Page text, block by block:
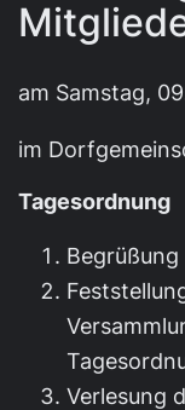
am Samstag,
im
Tagesordnung
Begrüßung
Verlesung